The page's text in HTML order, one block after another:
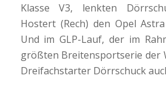
Klasse V3, lenkten
Hostert (Rech) den Opel
Und im GLP-Lauf, der im
größten Breitensportserie der
Dreifachstarter Dörrschuck